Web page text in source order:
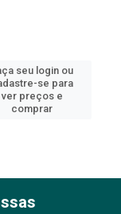
seu login ou
se para
ver preços e
comprar